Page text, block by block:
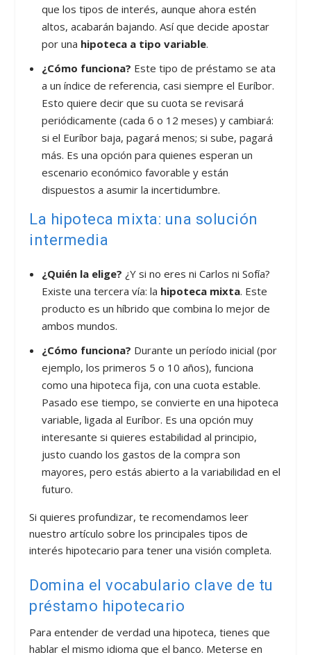
que los tipos de interés, aunque ahora estén
altos, acabarán bajando. Así que decide apostar
por una hipoteca a tipo variable.
¿Cómo funciona? Este tipo de préstamo se ata
a un índice de referencia, casi siempre el Euríbor.
Esto quiere decir que su cuota se revisará
periódicamente (cada 6 o 12 meses) y cambiará:
si el Euríbor baja, pagará menos; si sube, pagará
más. Es una opción para quienes esperan un
escenario económico favorable y están
dispuestos a asumir la incertidumbre.
La hipoteca mixta: una solución
intermedia
¿Quién la elige? ¿Y si no eres ni Carlos ni Sofía?
Existe una tercera vía: la hipoteca mixta. Este
producto es un híbrido que combina lo mejor de
ambos mundos.
¿Cómo funciona? Durante un período inicial (por
ejemplo, los primeros 5 o 10 años), funciona
como una hipoteca fija, con una cuota estable.
Pasado ese tiempo, se convierte en una hipoteca
variable, ligada al Euríbor. Es una opción muy
interesante si quieres estabilidad al principio,
justo cuando los gastos de la compra son
mayores, pero estás abierto a la variabilidad en el
futuro.
Si quieres profundizar, te recomendamos leer
nuestro artículo sobre los principales tipos de
interés hipotecario para tener una visión completa.
Domina el vocabulario clave de tu
préstamo hipotecario
Para entender de verdad una hipoteca, tienes que
hablar el mismo idioma que el banco. Meterse en